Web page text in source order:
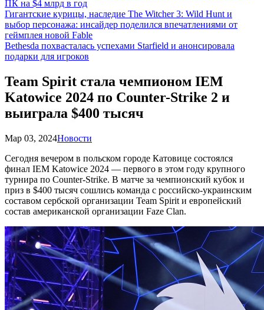
ПК на $4 млрд в год
Гигантские курицы, наследие The Witcher 3: Wild Hunt и
выбор персонажа: инсайдер поделился впечатлениями от
геймплея новой Fable
Bethesda похвасталась успехами Starfield и анонсировала
подарки для игроков
Team Spirit стала чемпионом IEM
Katowice 2024 по Counter-Strike 2 и
выиграла $400 тысяч
Мар 03, 2024Новости
Сегодня вечером в польском городе Катовице состоялся
финал IEM Katowice 2024 — первого в этом году крупного
турнира по Counter-Strike. В матче за чемпионский кубок и
приз в $400 тысяч сошлись команда с российско-украинским
составом сербской организации Team Spirit и европейский
состав американской организации Faze Clan.